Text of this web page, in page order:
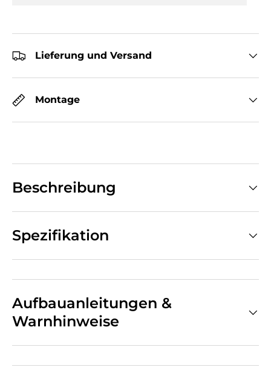
Lieferung und Versand
Montage
Beschreibung
Spezifikation
Aufbauanleitungen &
Warnhinweise